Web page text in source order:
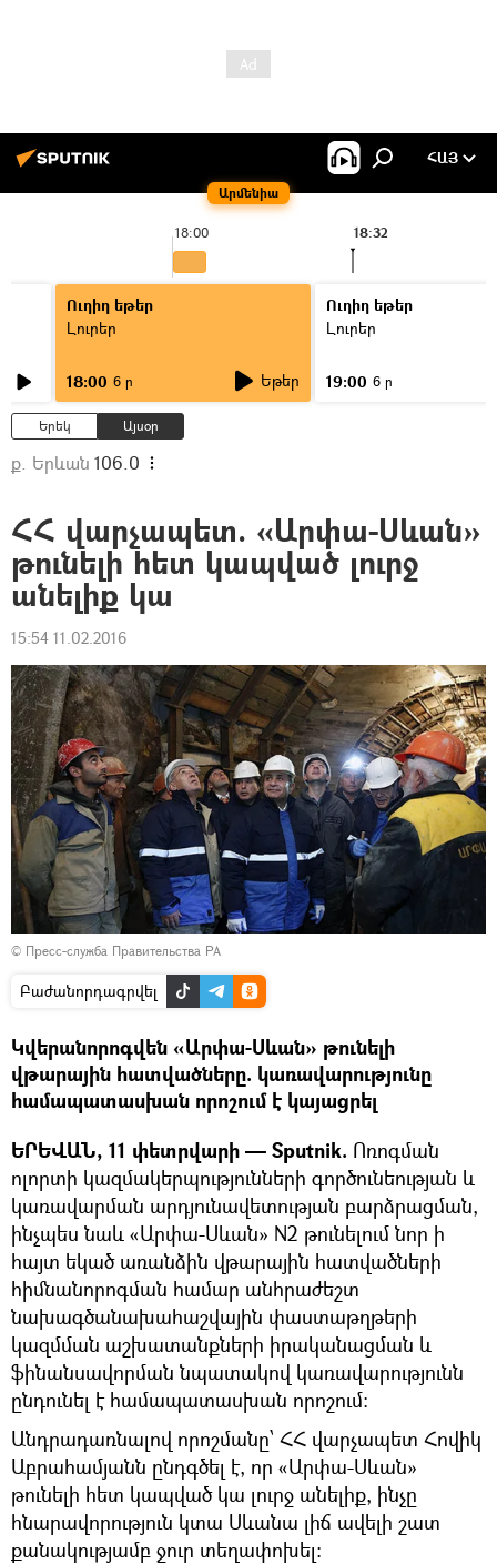
Արմենիա
ՀԱՅ
18:00 18:32
Ուղիղ եթեր
Լուրեր
18:00 6 ր Եթեր
Ուղիղ եթեր
Լուրեր
19:00 6 ր
Երեկ Այսօր
ք. Երևան 106.0
ՀՀ վարչապետ. «Արփա-Սևան»
թունելի հետ կապված լուրջ
անելիք կա
15:54 11.02.2016
© Пресс-служба Правительства РА
Բաժանորդագրվել
Կվերանորոգվեն «Արփա-Սևան» թունելի
վթարային հատվածները. կառավարությունը
համապատասխան որոշում է կայացրել
ԵՐԵՎԱՆ, 11 փետրվարի — Sputnik. Ոռոգման
ոլորտի կազմակերպությունների գործունեության և
կառավարման արդյունավետության բարձրացման,
ինչպես նաև «Արփա-Սևան» N2 թունելում նոր ի
հայտ եկած առանձին վթարային հատվածների
հիմնանորոգման համար անհրաժեշտ
նախագծանախահաշվային փաստաթղթերի
կազմման աշխատանքների իրականացման և
ֆինանսավորման նպատակով կառավարությունն
ընդունել է համապատասխան որոշում:
Անդրադառնալով որոշմանը՝ ՀՀ վարչապետ Հովիկ
Աբրահամյանն ընդգծել է, որ «Արփա-Սևան»
թունելի հետ կապված կա լուրջ անելիք, ինչը
հնարավորություն կտա Սևանա լիճ ավելի շատ
քանակությամբ ջուր տեղափոխել: